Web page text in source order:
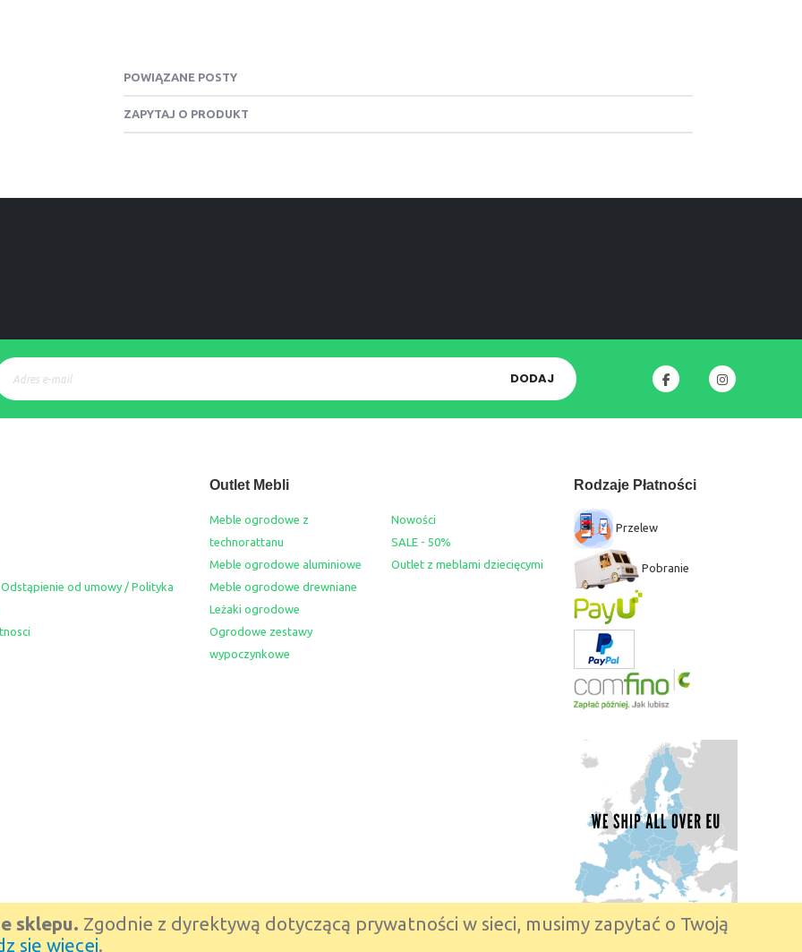
sklepu. Zgodnie z dyrektywą dotyczącą prywatności w sieci, musimy zapytać o Twoją
się więcej.
POWIĄZANE POSTY
ZAPYTAJ O PRODUKT
DODAJ
od umowy / Polityka
Outlet Mebli
Meble ogrodowe z
technorattanu
Meble ogrodowe aluminiowe
Meble ogrodowe drewniane
Leżaki ogrodowe
Ogrodowe zestawy
wypoczynkowe
Nowości
SALE - 50%
Outlet z meblami dziecięcymi
Rodzaje Płatności
Przelew
Pobranie